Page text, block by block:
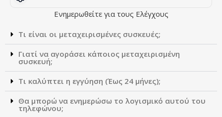
Ενημερωθείτε για τους Ελέγχους
Τι είναι οι μεταχειρισμένες συσκευές;
Γιατί να αγοράσει κάποιος μεταχειρισμένη
συσκευή;
Τι καλύπτει η εγγύηση (Έως 24 μήνες);
Θα μπορώ να ενημερώσω το λογισμικό αυτού του
τηλεφώνου;